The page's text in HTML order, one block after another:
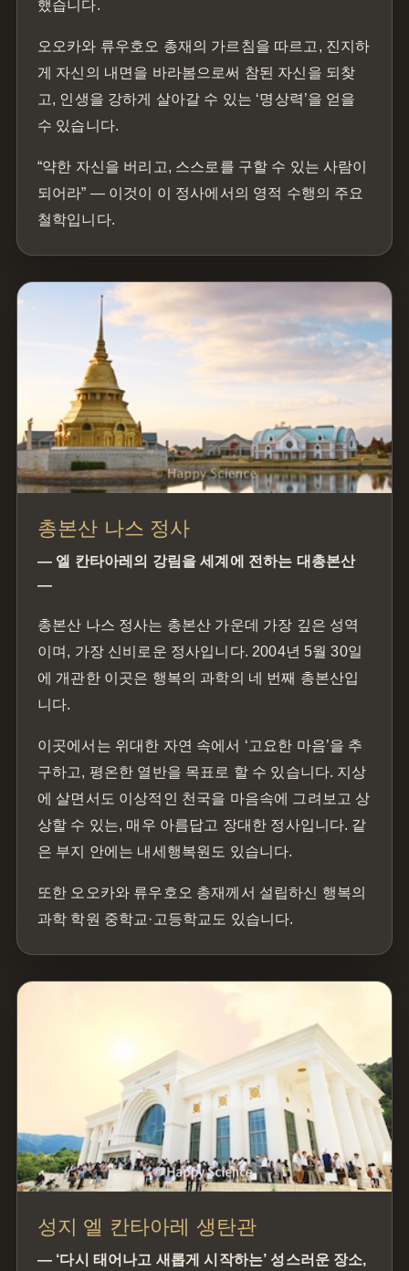
했습니다.
오오카와 류우호오 총재의 가르침을 따르고, 진지하
게 자신의 내면을 바라봄으로써 참된 자신을 되찾
고, 인생을 강하게 살아갈 수 있는 ‘명상력’을 얻을
수 있습니다.
“약한 자신을 버리고, 스스로를 구할 수 있는 사람이
되어라” — 이것이 이 정사에서의 영적 수행의 주요
철학입니다.
총본산 나스 정사
— 엘 칸타아레의 강림을 세계에 전하는 대총본산
—
총본산 나스 정사는 총본산 가운데 가장 깊은 성역
이며, 가장 신비로운 정사입니다. 2004년 5월 30일
에 개관한 이곳은 행복의 과학의 네 번째 총본산입
니다.
이곳에서는 위대한 자연 속에서 ‘고요한 마음’을 추
구하고, 평온한 열반을 목표로 할 수 있습니다. 지상
에 살면서도 이상적인 천국을 마음속에 그려보고 상
상할 수 있는, 매우 아름답고 장대한 정사입니다. 같
은 부지 안에는 내세행복원도 있습니다.
또한 오오카와 류우호오 총재께서 설립하신 행복의
과학 학원 중학교·고등학교도 있습니다.
성지 엘 칸타아레 생탄관
— ‘다시 태어나고 새롭게 시작하는’ 성스러운 장소,